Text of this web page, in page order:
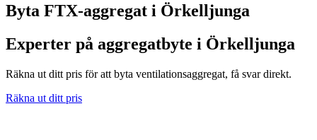
Byta FTX-aggregat i Örkelljunga
Experter på aggregatbyte i Örkelljunga
Räkna ut ditt pris för att byta ventilationsaggregat, få svar direkt.
Räkna ut ditt pris